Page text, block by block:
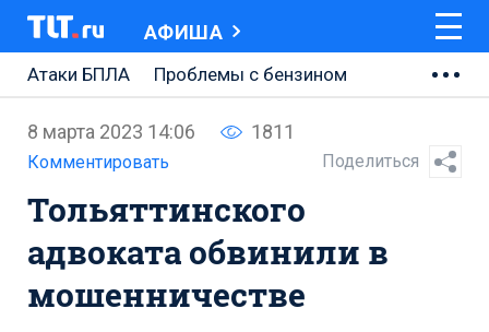
АФИША
Атаки БПЛА
Проблемы с бензином
Ремонт Центральной площади
Ремонт Обводного шоссе
Набережная Тольятти
Неделя Тольятти
8 марта 2023 14:06 1811
Комментировать Поделиться
Тольяттинского
адвоката обвинили в
мошенничестве